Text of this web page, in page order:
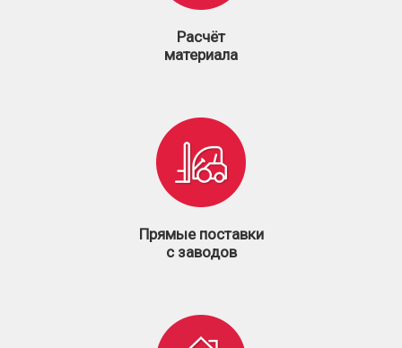
Расчёт
материала
Прямые поставки
с заводов